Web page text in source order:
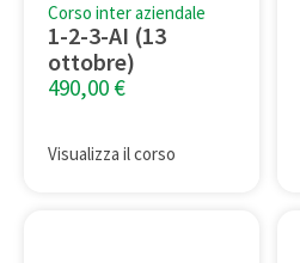
Corso inter aziendale
1-2-3-AI (13
ottobre)
490,00€
Visualizza il corso